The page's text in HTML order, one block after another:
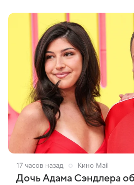
17 часов назад Кино Mail
Дочь Адама Сэндлера